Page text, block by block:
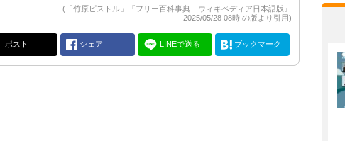
(「竹原ピストル」『フリー百科事典 ウィキペディア日本語版』
2025/05/28 08時 の版より引用)
ポスト シェア LINEで送る ブックマーク